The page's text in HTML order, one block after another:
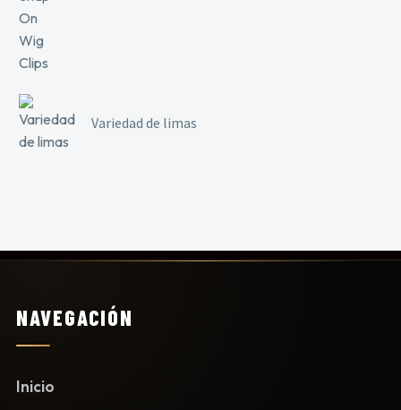
Variedad de limas
NAVEGACIÓN
Inicio